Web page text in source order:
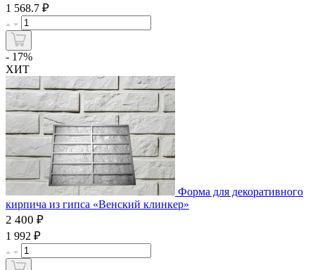
1 568.7 ₽
- 17%
ХИТ
Форма для декоративного
кирпича из гипса «Венский клинкер»
2 400 ₽
1 992 ₽